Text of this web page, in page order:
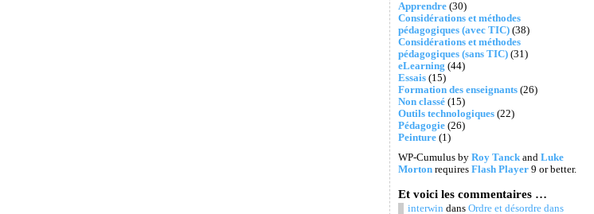
Apprendre(30)
Considérations et méthodes
pédagogiques (avec TIC)(38)
Considérations et méthodes
pédagogiques (sans TIC)(31)
eLearning (44)
Essais(15)
Formation des enseignants(26)
Non classé(15)
Outils technologiques(22)
Pédagogie(26)
Peinture(1)
WP-Cumulus by Roy Tanckand Luke
Mortonrequires Flash Player9 or better.
Et voici les commentaires …
interwin dans Ordre et désordre dans